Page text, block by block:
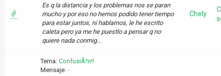
Es q la distancia y los problemas nos se paran
mucho y por eso no hemos podido tener tiempo
para estar juntos, ni hablarnos, le he escrito
caleta pero ya me he puestlo a pensar q no
quiere nada conmig...
Chely
Tema: ConfusiÃ³n!!
Mensaje: -